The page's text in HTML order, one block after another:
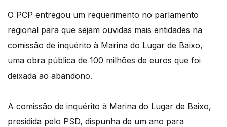
O PCP entregou um requerimento no parlamento
regional para que sejam ouvidas mais entidades na
comissão de inquérito à Marina do Lugar de Baixo,
uma obra pública de 100 milhões de euros que foi
deixada ao abandono.
A comissão de inquérito à Marina do Lugar de Baixo,
presidida pelo PSD, dispunha de um ano para